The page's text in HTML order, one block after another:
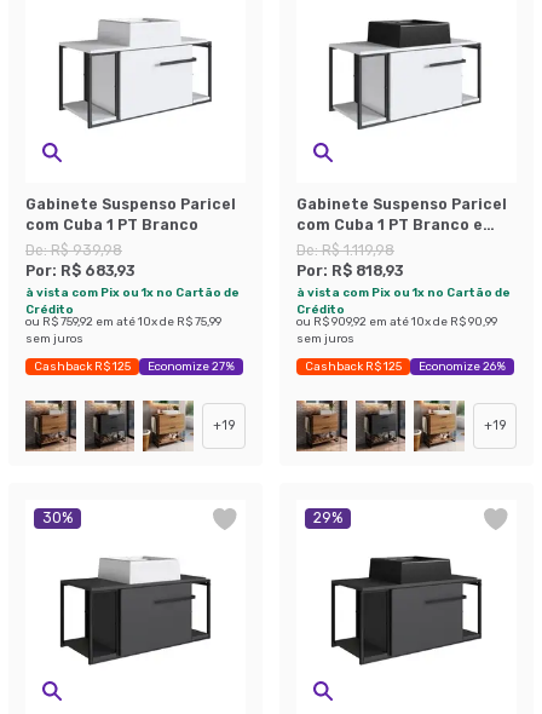
Gabinete Suspenso Paricel
com Cuba 1 PT Branco
De:R$ 939,98
Por: R$ 683,93
à vista com Pix ou 1x no Cartão de
Crédito
ou R$ 759,92 em até10x de R$ 75,99
sem juros
Cashback R$ 125 Economize 27%
+19
Gabinete Suspenso Paricel
com Cuba 1 PT Branco e
Preto
De:R$ 1.119,98
Por: R$ 818,93
à vista com Pix ou 1x no Cartão de
Crédito
ou R$ 909,92 em até10x de R$ 90,99
sem juros
Cashback R$ 125 Economize 26%
+19
30% 29%